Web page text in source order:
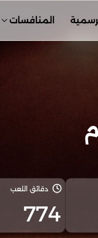
المنافسات
دقائق اللعب
774